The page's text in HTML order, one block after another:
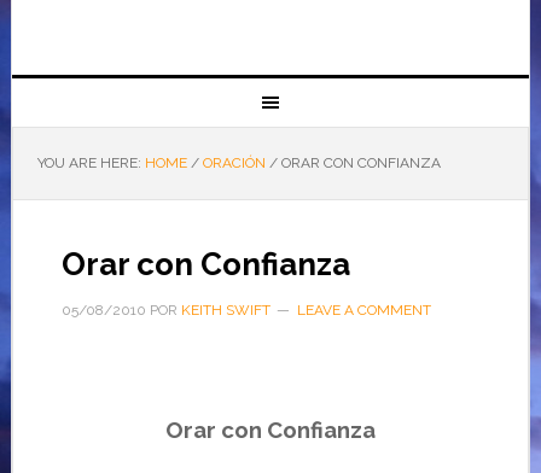
YOU ARE HERE: HOME / ORACIÓN /ORAR CON CONFIANZA
Orar con Confianza
05/08/2010 POR KEITH SWIFT LEAVE A COMMENT
Orar con Confianza